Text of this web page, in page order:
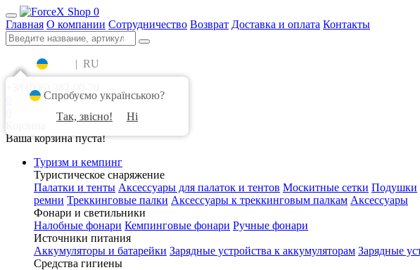
0
Главная О компании Сотрудничество Возврат Доставка и оплата Контакты
| RU
+38 (096) 282-00-70
Ваша корзина пуста!
Туризм и кемпинг
Туристическое снаряжение
Палатки и тенты Аксессуары для палаток и тентов Москитные сетки Подушки
ремни Треккинговые палки Аксессуары к треккинговым палкам Аксессуары
Фонари и светильники
Налобные фонари Кемпинговые фонари Ручные фонари
Источники питания
Аккумуляторы и батарейки Зарядные устройства к аккумуляторам Зарядные
Средства гигиены
Спробуємо українською?
Так, звісно!
Ні